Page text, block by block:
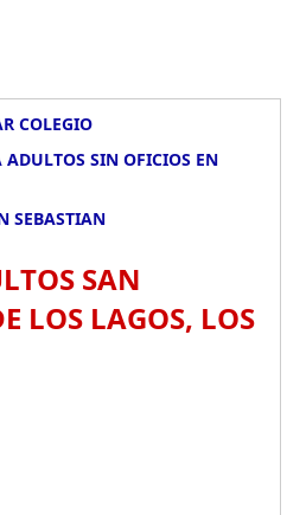
COLEGIO
ADULTOS SIN OFICIOS EN
SEBASTIAN
SAN
LOS LAGOS, LOS